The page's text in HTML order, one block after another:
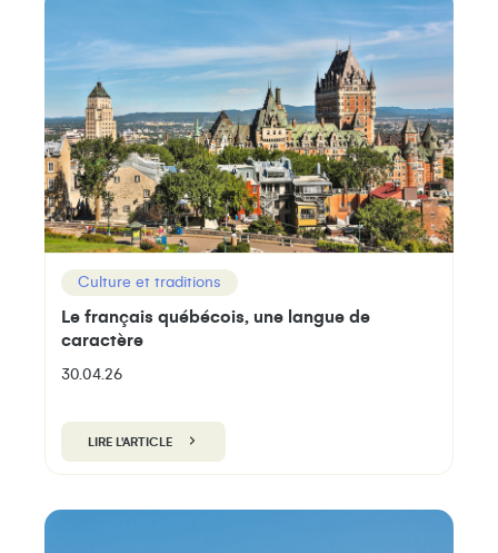
Culture et traditions
Le français québécois, une langue de
caractère
30.04.26
LIRE L'ARTICLE